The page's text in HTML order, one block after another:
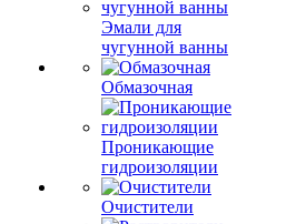
Эмали для
чугунной ванны
Обмазочная
Проникающие
гидроизоляции
Очистители